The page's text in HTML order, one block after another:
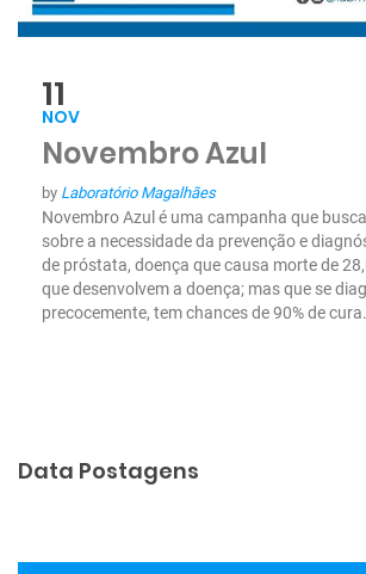
11
NOV
Novembro Azul
by Laboratório Magalhães
Novembro Azul é uma campanha que
sobre a necessidade da prevenção e
de próstata, doença que causa morte de
que desenvolvem a doença; mas que se
precocemente, tem chances de 90% de cura.
Data Postagens